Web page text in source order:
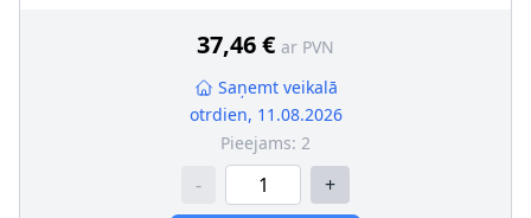
37,46 € ar PVN
Saņemt veikalā
otrdien, 11.08.2026
Pieejams: 2
- +